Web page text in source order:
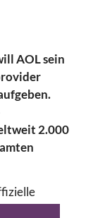
AOL sein
2.000